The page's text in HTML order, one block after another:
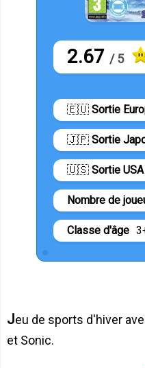
2.67 / 5
🇪🇺 Sortie
🇯🇵 Sortie
🇺🇸 Sortie USA
Nombre de
Classe d'âge
Jeu de sports d'hiver avec les personnages de Mario
et Sonic.